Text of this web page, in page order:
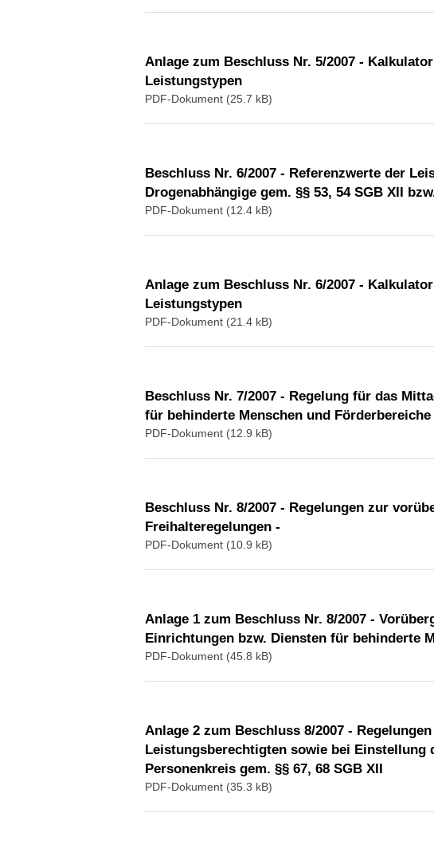
Anlage zum Beschluss Nr. 5/2007 -
Leistungstypen
PDF-Dokument (25.7 kB)
Beschluss Nr. 6/2007 - Referenzwerte der
Drogenabhängige gem. §§ 53, 54 SGB XII
PDF-Dokument (12.4 kB)
Anlage zum Beschluss Nr. 6/2007 -
Leistungstypen
PDF-Dokument (21.4 kB)
Beschluss Nr. 7/2007 - Regelung für das
für behinderte Menschen und Förderbereiche
PDF-Dokument (12.9 kB)
Beschluss Nr. 8/2007 - Regelungen zur
Freihalteregelungen -
PDF-Dokument (10.9 kB)
Anlage 1 zum Beschluss Nr. 8/2007 -
Einrichtungen bzw. Diensten für behinderte
PDF-Dokument (45.8 kB)
Anlage 2 zum Beschluss 8/2007 -
Leistungsberechtigten sowie bei
Personenkreis gem. §§ 67, 68 SGB XII
PDF-Dokument (35.3 kB)